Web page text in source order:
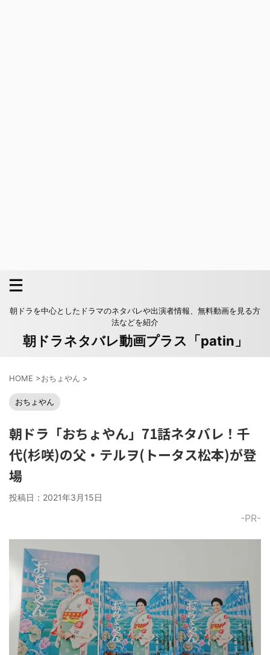
朝ドラを中心としたドラマのネタバレや出演者情報、無料動画を見る方
法などを紹介
朝ドラネタバレ動画プラス「patin」
HOME >おちょやん >
おちょやん
朝ドラ「おちょやん」71話ネタバレ！千
代(杉咲)の父・テルヲ(トータス松本)が登
場
投稿日： 2021年3月15日
-PR-